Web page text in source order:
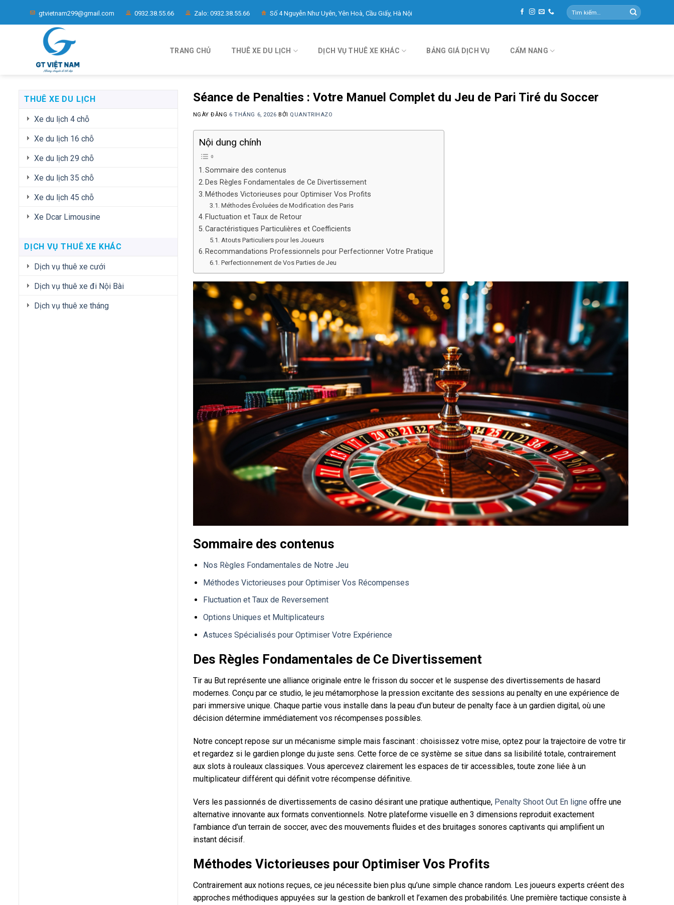
gtvietnam299@gmail.com 0932.38.55.66 Zalo: 0932.38.55.66 Số 4 Nguyễn Như Uyên, Yên Hoà, Cầu Giấy, Hà Nội
Tìm
kiếm:
TRANG CHỦ THUÊ XE DU LỊCH DỊCH VỤ THUÊ XE KHÁC BẢNG GIÁ DỊCH VỤ CẨM NANG
THUÊ XE DU LỊCH
Xe du lịch 4 chỗ
Xe du lịch 16 chỗ
Xe du lịch 29 chỗ
Xe du lịch 35 chỗ
Xe du lịch 45 chỗ
Xe Dcar Limousine
DỊCH VỤ THUÊ XE KHÁC
Dịch vụ thuê xe cưới
Dịch vụ thuê xe đi Nội Bài
Dịch vụ thuê xe tháng
Séance de Penalties : Votre Manuel Complet du Jeu de Pari Tiré du Soccer
NGÀY ĐĂNG 6 THÁNG 6, 2026 BỞI QUANTRIHAZO
Nội dung chính
Sommaire des contenus
Des Règles Fondamentales de Ce Divertissement
Méthodes Victorieuses pour Optimiser Vos Profits
Méthodes Évoluées de Modification des Paris
Fluctuation et Taux de Retour
Caractéristiques Particulières et Coefficients
Atouts Particuliers pour les Joueurs
Recommandations Professionnels pour Perfectionner Votre Pratique
Perfectionnement de Vos Parties de Jeu
Sommaire des contenus
Nos Règles Fondamentales de Notre Jeu
Méthodes Victorieuses pour Optimiser Vos Récompenses
Fluctuation et Taux de Reversement
Options Uniques et Multiplicateurs
Astuces Spécialisés pour Optimiser Votre Expérience
Des Règles Fondamentales de Ce Divertissement
Tir au But représente une alliance originale entre le frisson du soccer et le suspense des divertissements de hasard
modernes. Conçu par ce studio, le jeu métamorphose la pression excitante des sessions au penalty en une expérience de
pari immersive unique. Chaque partie vous installe dans la peau d’un buteur de penalty face à un gardien digital, où une
décision détermine immédiatement vos récompenses possibles.
Notre concept repose sur un mécanisme simple mais fascinant : choisissez votre mise, optez pour la trajectoire de votre tir
et regardez si le gardien plonge du juste sens. Cette force de ce système se situe dans sa lisibilité totale, contrairement
aux slots à rouleaux classiques. Vous apercevez clairement les espaces de tir accessibles, toute zone liée à un
multiplicateur différent qui définit votre récompense définitive.
Vers les passionnés de divertissements de casino désirant une pratique authentique, Penalty Shoot Out En ligne offre une
alternative innovante aux formats conventionnels. Notre plateforme visuelle en 3 dimensions reproduit exactement
l’ambiance d’un terrain de soccer, avec des mouvements fluides et des bruitages sonores captivants qui amplifient un
instant décisif.
Méthodes Victorieuses pour Optimiser Vos Profits
Contrairement aux notions reçues, ce jeu nécessite bien plus qu’une simple chance random. Les joueurs experts créent des
approches méthodiques appuyées sur la gestion de bankroll et l’examen des probabilités. Une première tactique consiste à